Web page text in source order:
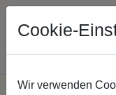
Günstige
Cookie-
Wir verwenden